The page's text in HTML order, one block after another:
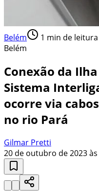
Belém 1 min de leitura
Belém
Conexão da
Sistema
ocorre via
no rio Pará
Gilmar Pretti
20 de outubro de 2023 às